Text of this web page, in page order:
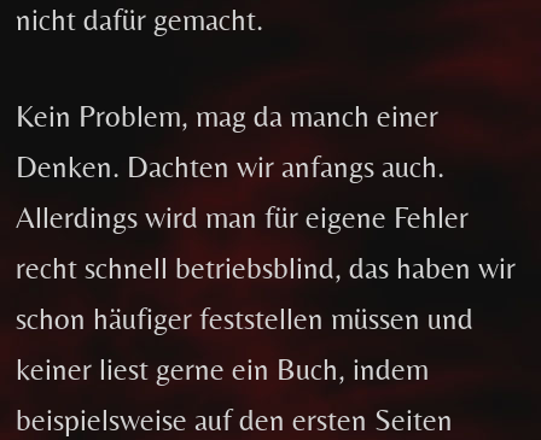
nicht dafür gemacht.
Kein Problem, mag da manch einer
Denken. Dachten wir anfangs auch.
Allerdings wird man für eigene Fehler
recht schnell betriebsblind, das haben wir
schon häufiger feststellen müssen und
keiner liest gerne ein Buch, indem
beispielsweise auf den ersten Seiten